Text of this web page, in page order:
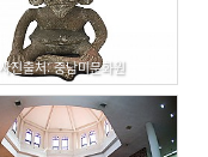
사진출처: 중남미문화원